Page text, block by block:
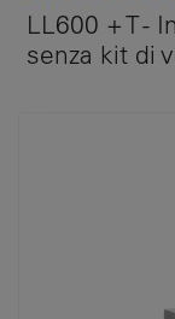
LL600 + T -
senza kit di